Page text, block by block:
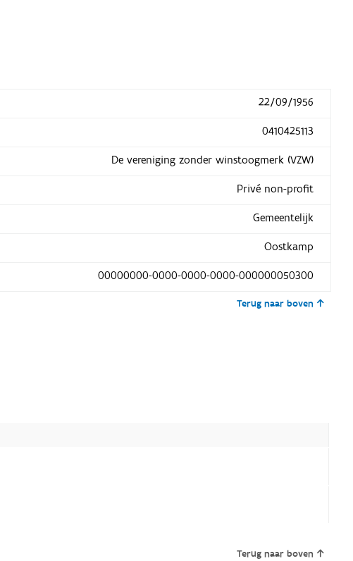
22/09/1956
0410425113
De vereniging zonder winstoogmerk (VZW)
Privé non-profit
Gemeentelijk
Oostkamp
00000000-0000-0000-0000-000000050300
Terug naar boven
Terug naar boven